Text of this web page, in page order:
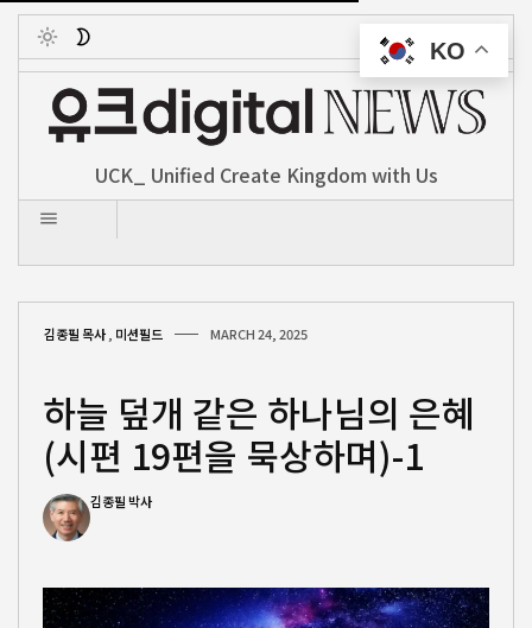
Toggle
UCK_ Unified Create Kingdom with Us
김종필 목사 미션필드 MARCH 24, 2025
하늘 덮개 같은 하나님의 은혜
(시편 19편을 묵상하며)-1
김종필 박사
KO